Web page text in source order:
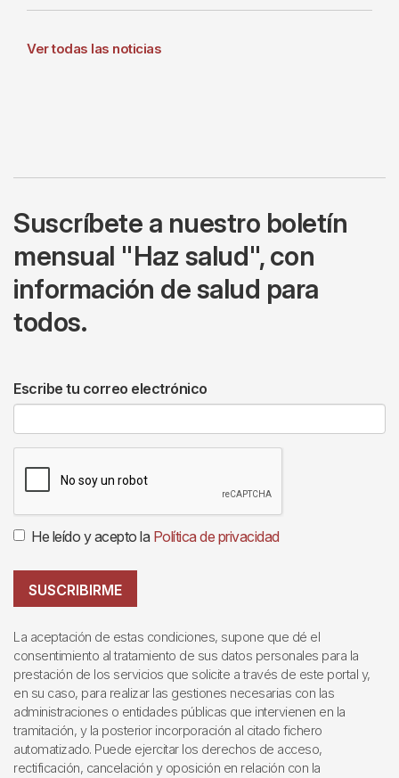
Ver todas las noticias
Suscríbete a nuestro boletín
mensual "Haz salud", con
información de salud para
todos.
Escribe tu correo electrónico
He leído y acepto la Política de privacidad
SUSCRIBIRME
La aceptación de estas condiciones, supone que dé el
consentimiento al tratamiento de sus datos personales para la
prestación de los servicios que solicite a través de este portal y,
en su caso, para realizar las gestiones necesarias con las
administraciones o entidades públicas que intervienen en la
tramitación, y la posterior incorporación al citado fichero
automatizado. Puede ejercitar los derechos de acceso,
rectificación, cancelación y oposición en relación con la